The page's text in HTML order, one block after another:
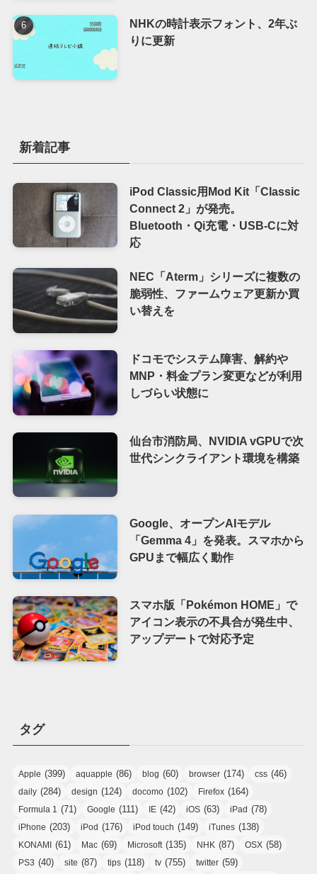
NHKの時計表示フォント、2年ぶ
りに更新
新着記事
iPod Classic用Mod Kit「Classic
Connect 2」が発売。
Bluetooth・Qi充電・USB-Cに対
応
NEC「Aterm」シリーズに複数の
脆弱性、ファームウェア更新か買
い替えを
ドコモでシステム障害、解約や
MNP・料金プラン変更などが利用
しづらい状態に
仙台市消防局、NVIDIA vGPUで次
世代シンクライアント環境を構築
Google、オープンAIモデル
「Gemma 4」を発表。スマホから
GPUまで幅広く動作
スマホ版「Pokémon HOME」で
アイコン表示の不具合が発生中、
アップデートで対応予定
タグ
Apple (399) aquapple (86) blog (60) browser (174) css (46)
daily (284) design (124) docomo (102) Firefox (164)
Formula 1 (71) Google (111) IE (42) iOS (63) iPad (78)
iPhone (203) iPod (176) iPod touch (149) iTunes (138)
KONAMI (61) Mac (69) Microsoft (135) NHK (87) OSX (58)
PS3 (40) site (87) tips (118) tv (755) twitter (59)